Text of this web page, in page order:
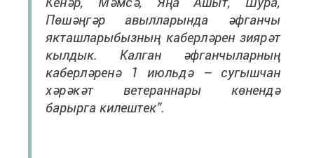
Пөшәңгәр авылларында әфганчы
якташларыбызның каберләрен зиярәт
кылдык. Калган әфганчыларның
каберләренә 1 июльдә – сугышчан
хәрәкәт ветераннары көнендә
барырга килештек”.